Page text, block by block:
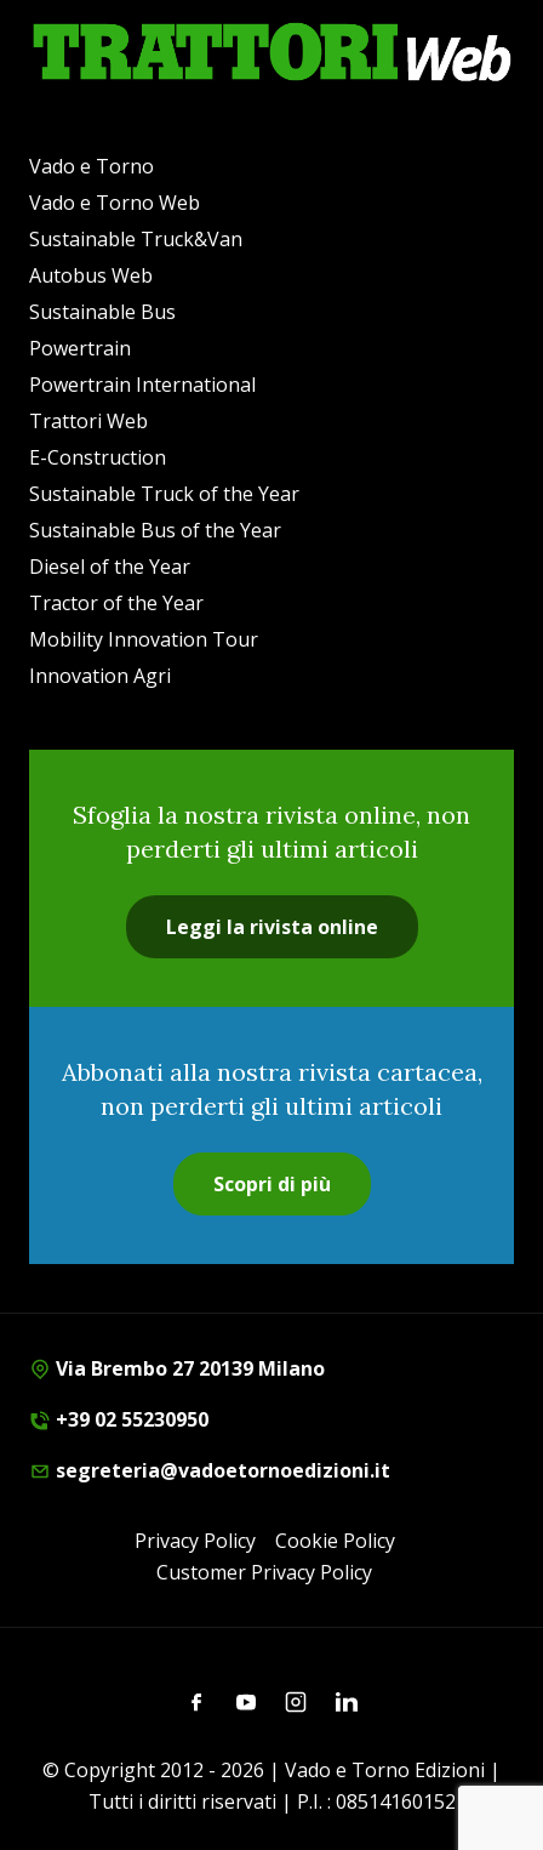
Vado e Torno
Vado e Torno Web
Sustainable Truck&Van
Autobus Web
Sustainable Bus
Powertrain
Powertrain International
Trattori Web
E-Construction
Sustainable Truck of the Year
Sustainable Bus of the Year
Diesel of the Year
Tractor of the Year
Mobility Innovation Tour
Innovation Agri
Sfoglia la nostra rivista online, non
perderti gli ultimi articoli
Leggi la rivista online
Abbonati alla nostra rivista cartacea,
non perderti gli ultimi articoli
Scopri di più
Via Brembo 27 20139 Milano
+39 02 55230950
segreteria@vadoetornoedizioni.it
Privacy Policy
Cookie Policy
Customer Privacy Policy
FacebookYoutubeInstagramLinkedin
© Copyright 2012 - 2026 | Vado e Torno Edizioni |
Tutti i diritti riservati | P.I. : 08514160152